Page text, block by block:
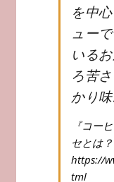
を中
ュー
いる
ろ苦
かり
『コー
セとは？
https://
tml